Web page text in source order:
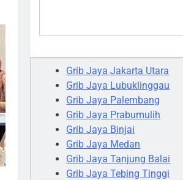
Grib Jaya Jakarta Utara
Grib Jaya Lubuklinggau
Grib Jaya Palembang
Grib Jaya Prabumulih
Grib Jaya Binjai
Grib Jaya Medan
Grib Jaya Tanjung Balai
Grib Jaya Tebing Tinggi